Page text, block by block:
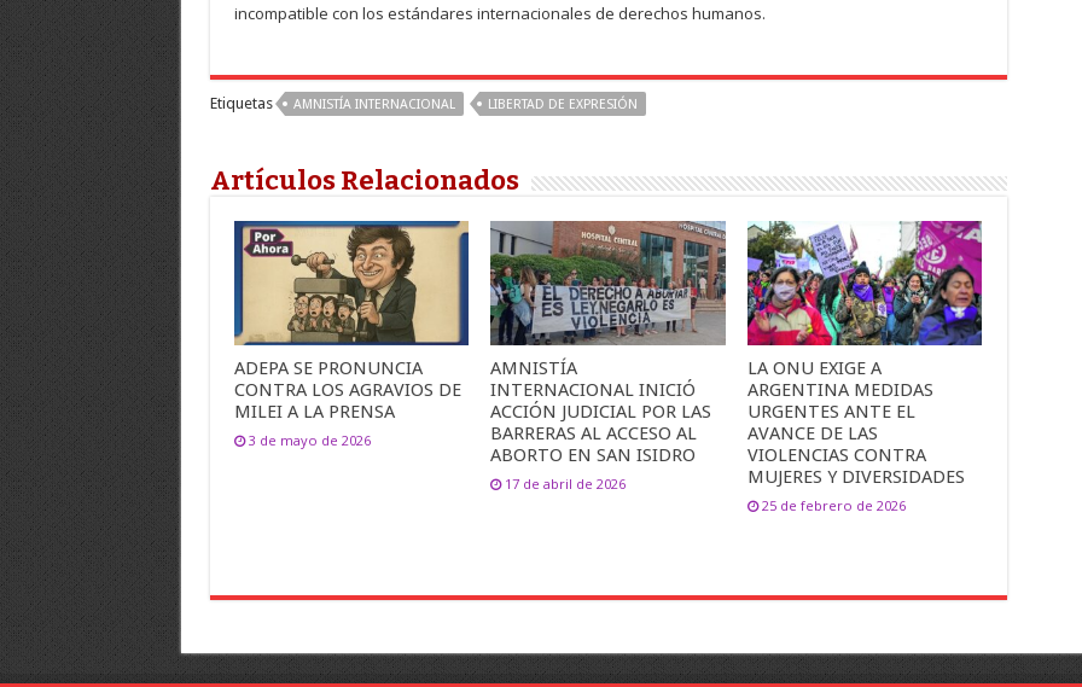
incompatible con los estándares internacionales de derechos humanos.
Etiquetas AMNISTÍA INTERNACIONAL LIBERTAD DE EXPRESIÓN
Artículos Relacionados
ADEPA SE PRONUNCIA
CONTRA LOS AGRAVIOS DE
MILEI A LA PRENSA
3 de mayo de 2026
AMNISTÍA
INTERNACIONAL INICIÓ
ACCIÓN JUDICIAL POR LAS
BARRERAS AL ACCESO AL
ABORTO EN SAN ISIDRO
17 de abril de 2026
LA ONU EXIGE A
ARGENTINA MEDIDAS
URGENTES ANTE EL
AVANCE DE LAS
VIOLENCIAS CONTRA
MUJERES Y DIVERSIDADES
25 de febrero de 2026